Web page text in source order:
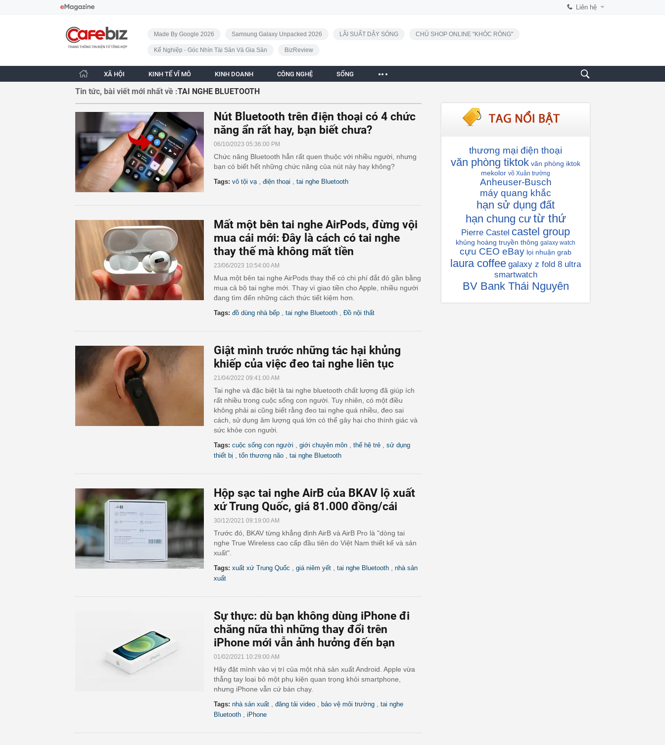
Liên hệ
CafeBiz - Trang chủ
Made By Google 2026
Samsung Galaxy Unpacked 2026 LÃI SUẤT DẬY SÓNG CHỦ SHOP ONLINE "KHÓC RÒNG"
Kế Nghiệp - Góc Nhìn Tài Sản Và Gia Sản BizReview
XÃ HỘI KINH TẾ VĨ MÔ KINH DOANH CÔNG NGHỆ SỐNG
Tin tức, bài viết mới nhất về :TAI NGHE BLUETOOTH
Nút Bluetooth trên điện thoại có 4 chức
năng ẩn rất hay, bạn biết chưa?
06/10/2023 05:36:00 PM
Chức năng Bluetooth hẳn rất quen thuộc với nhiều người, nhưng
bạn có biết hết những chức năng của nút này hay không?
Tags: vô tội vạ điện thoại tai nghe Bluetooth
Mất một bên tai nghe AirPods, đừng vội
mua cái mới: Đây là cách có tai nghe
thay thế mà không mất tiền
23/06/2023 10:54:00 AM
Mua một bên tai nghe AirPods thay thế có chi phí đắt đỏ gần bằng
mua cả bộ tai nghe mới. Thay vì giao tiền cho Apple, nhiều người
đang tìm đến những cách thức tiết kiệm hơn.
Tags: đồ dùng nhà bếp tai nghe Bluetooth Đồ nội thất
Giật mình trước những tác hại khủng
khiếp của việc đeo tai nghe liên tục
21/04/2022 09:41:00 AM
Tai nghe và đặc biệt là tai nghe bluetooth chất lượng đã giúp ích
rất nhiều trong cuộc sống con người. Tuy nhiên, có một điều
không phải ai cũng biết rằng đeo tai nghe quá nhiều, đeo sai
cách, sử dụng âm lượng quá lớn có thể gây hại cho thính giác và
sức khỏe con người.
Tags: cuộc sống con người giới chuyên môn thế hệ trẻ
sử dụng
thiết bị
tổn thương não tai nghe Bluetooth
Hộp sạc tai nghe AirB của BKAV lộ xuất
xứ Trung Quốc, giá 81.000 đồng/cái
30/12/2021 09:19:00 AM
Trước đó, BKAV từng khẳng định AirB và AirB Pro là "dòng tai
nghe True Wireless cao cấp đầu tiên do Việt Nam thiết kế và sản
xuất".
Tags: xuất xứ Trung Quốc giá niêm yết tai nghe Bluetooth
nhà sản
xuất
Sự thực: dù bạn không dùng iPhone đi
chăng nữa thì những thay đổi trên
iPhone mới vẫn ảnh hưởng đến bạn
01/02/2021 10:29:00 AM
Hãy đặt mình vào vị trí của một nhà sản xuất Android. Apple vừa
thẳng tay loại bỏ một phụ kiện quan trọng khỏi smartphone,
nhưng iPhone vẫn cứ bán chạy.
Tags: nhà sản xuất đăng tải video bảo vệ môi trường
tai nghe
Bluetooth
iPhone
thương mại điện thoại
văn phòng tiktok văn phòng iktok
mekolor võ Xuân trường
Anheuser-Busch
máy quang khắc
hạn sử dụng đất
hạn chung cư từ thứ
Pierre Castel castel group
khủng hoàng truyền thông galaxy watch
cựu CEO eBay lọi nhuận grab
laura coffee galaxy z fold 8 ultra
smartwatch
BV Bank Thái Nguyên